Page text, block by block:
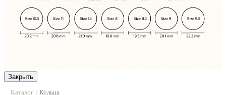
Закрыть
Каталог | Кольца